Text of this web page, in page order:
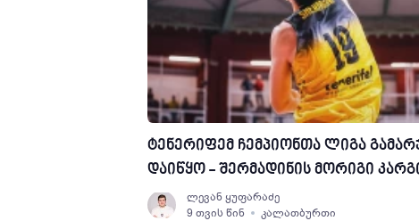
ტენერიფემ ჩემპიონთა ლიგა
დაიწყო - შერმადინის მორიგი
ლევან ყუფარაძე
9 თვის წინ
კალათბურთი